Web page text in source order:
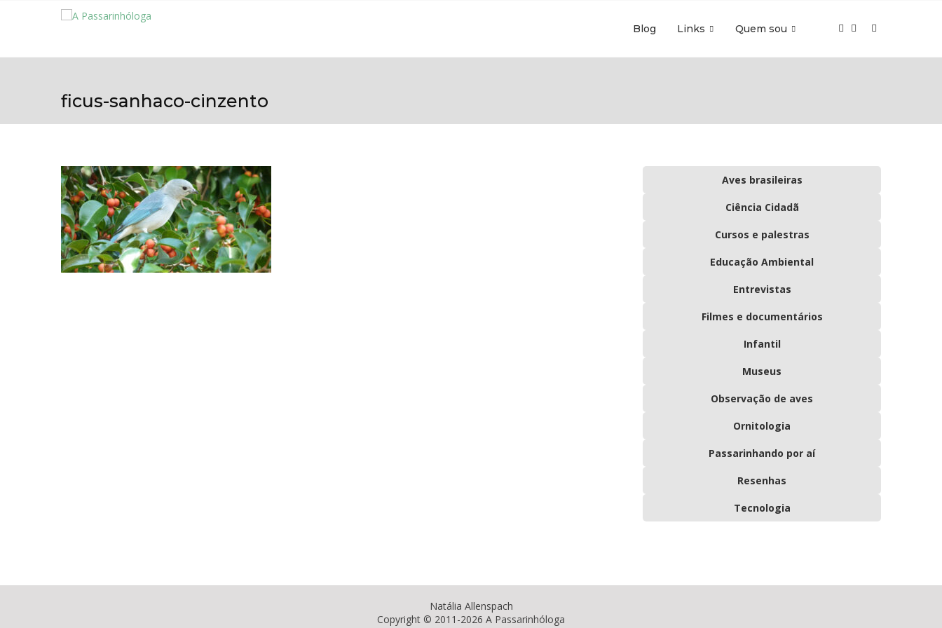
Blog Links Quem sou
ficus-sanhaco-cinzento
Aves brasileiras
Ciência Cidadã
Cursos e palestras
Educação Ambiental
Entrevistas
Filmes e documentários
Infantil
Museus
Observação de aves
Ornitologia
Passarinhando por aí
Resenhas
Tecnologia
Natália Allenspach
Copyright © 2011-2026 A Passarinhóloga